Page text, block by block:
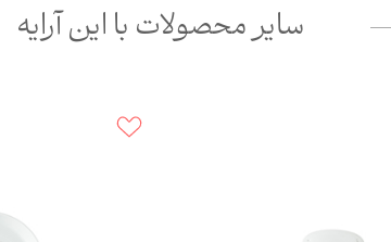
سایر محصولات با این آرایه